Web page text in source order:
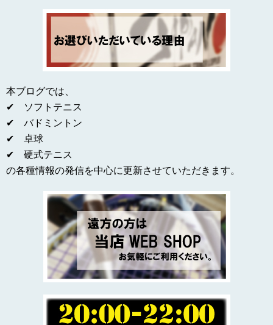
本ブログでは、
✔ ソフトテニス
✔ バドミントン
✔ 卓球
✔ 硬式テニス
の各種情報の発信を中心に更新させていただきます。